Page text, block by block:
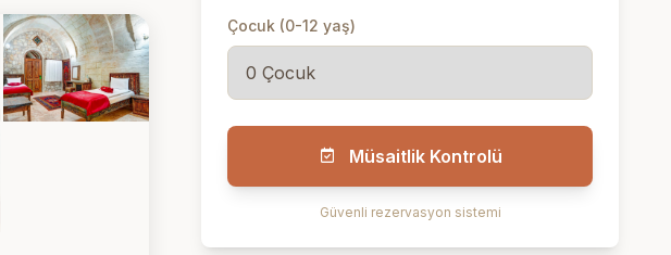
Çocuk (0-12 yaş)
Müsaitlik Kontrolü
Güvenli rezervasyon sistemi